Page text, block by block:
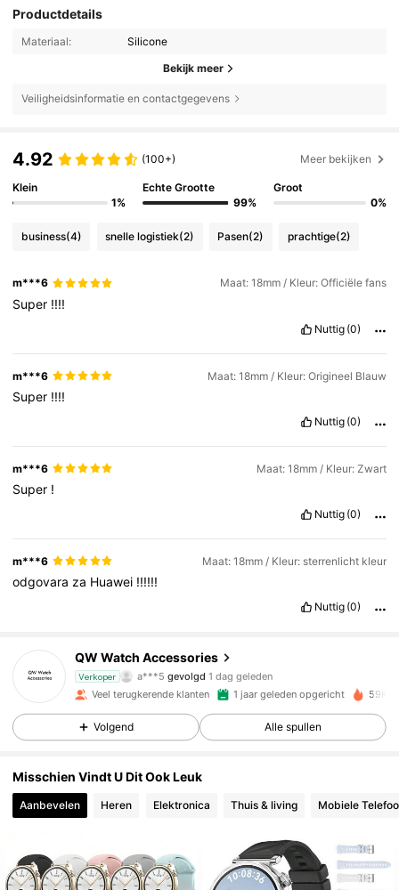
Productdetails
Materiaal: Silicone
Bekijk meer
Veiligheidsinformatie en contactgegevens
4.92 (100+) Meer bekijken
Klein
1%
Echte Grootte
99%
Groot
0%
business(4) snelle logistiek(2) Pasen(2) prachtige(2)
m***6 Maat: 18mm / Kleur: Officiële fans
Super !!!!
Nuttig (0)
m***6 Maat: 18mm / Kleur: Origineel Blauw
Super !!!!
Nuttig (0)
m***6 Maat: 18mm / Kleur: Zwart
Super !
Nuttig (0)
m***6 Maat: 18mm / Kleur: sterrenlicht kleur
odgovara za Huawei !!!!!!
Nuttig (0)
QW Watch Accessories
Verkoper a***5 gevolgd 1 dag geleden
4.88
571 Volgers
4.88 571 Volgers
4.88 571 Volgers
4.88 571 Volgers
Veel terugkerende klanten 1 jaar geleden opgericht 59K
Volgend Alle spullen
Misschien Vindt U Dit Ook Leuk
Aanbevelen Heren Elektronica Thuis & living Mobiele